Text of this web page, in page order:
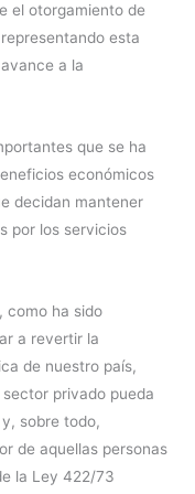
el otorgamiento de
esta
a la
que se ha
económicos
decidan mantener
por los servicios
como ha sido
a revertir la
de nuestro país,
privado pueda
sobre todo,
de aquellas personas
la Ley 422/73